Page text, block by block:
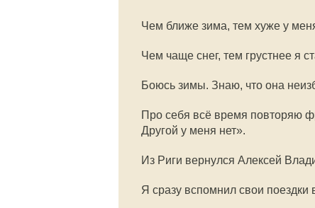
Чем ближе зима, тем хуже у
Чем чаще снег, тем грустнее я
Боюсь зимы. Знаю, что она
Про себя всё время повторяю
Другой у меня нет».
Из Риги вернулся Алексей
Я сразу вспомнил свои поездки